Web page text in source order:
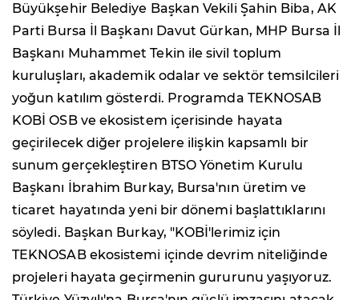
Büyükşehir Belediye Başkan Vekili Şahin Biba, AK
Parti Bursa İl Başkanı Davut Gürkan, MHP Bursa İl
Başkanı Muhammet Tekin ile sivil toplum
kuruluşları, akademik odalar ve sektör temsilcileri
yoğun katılım gösterdi. Programda TEKNOSAB
KOBİ OSB ve ekosistem içerisinde hayata
geçirilecek diğer projelere ilişkin kapsamlı bir
sunum gerçekleştiren BTSO Yönetim Kurulu
Başkanı İbrahim Burkay, Bursa'nın üretim ve
ticaret hayatında yeni bir dönemi başlattıklarını
söyledi. Başkan Burkay, "KOBİ'lerimiz için
TEKNOSAB ekosistemi içinde devrim niteliğinde
projeleri hayata geçirmenin gururunu yaşıyoruz.